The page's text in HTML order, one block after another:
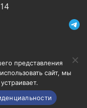
Разработано Stormcorp
F1. Все права
представления
сайт, мы